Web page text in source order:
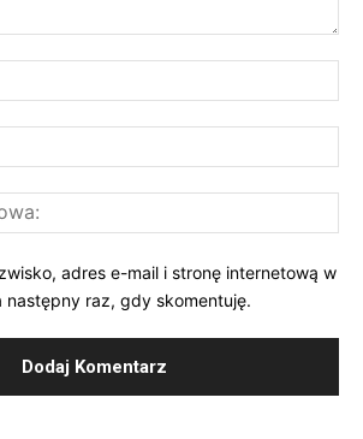
adres e-mail i stronę internetową w
raz, gdy skomentuję.